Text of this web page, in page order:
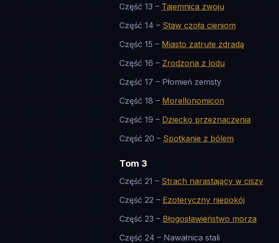
Część 13 – Tajemnica zwoju
Część 14 – Staw czoła cieniom
Część 15 – Miasto zatrute zdradą
Część 16 – Zrodzona z lodu
Część 17 – Płomień zemsty
Część 18 – Morellonomicon
Część 19 – Dziecko przeznaczenia
Część 20 – Spotkanie z bólem
Tom 3
Część 21 – Strach narastający w ciszy
Część 22 – Ezoteryczny niepokój
Część 23 – Błogosławieństwo morza
Część 24 – Nawałnica stali